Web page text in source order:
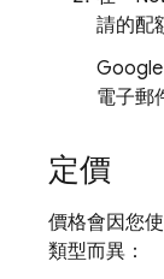
請的配
電子郵
定價
價格會因您
類型而異：